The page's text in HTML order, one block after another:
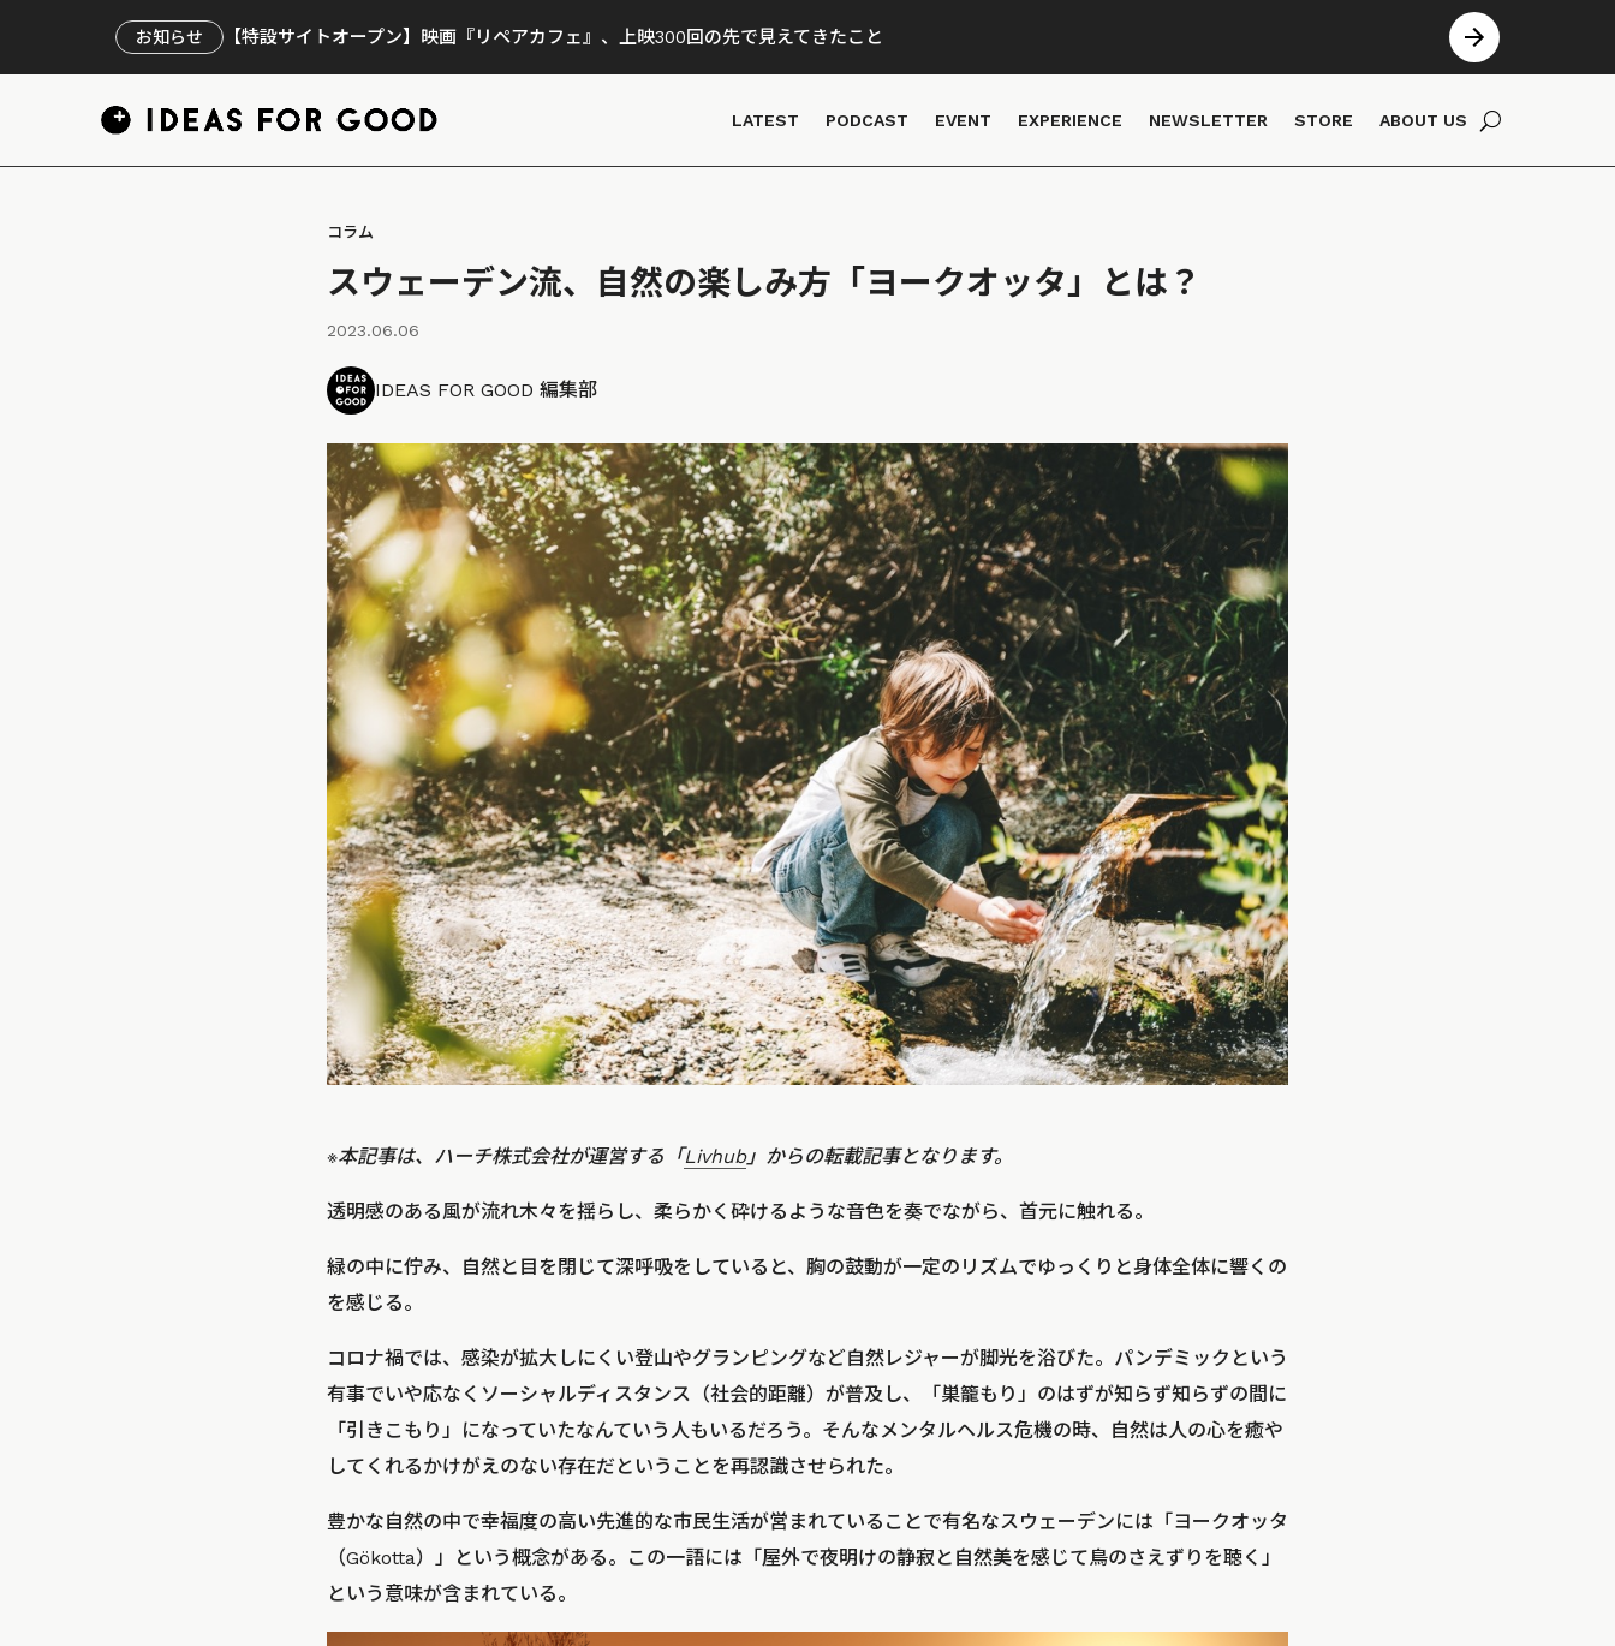
お知らせ 【特設サイトオープン】映画『リペアカフェ』、上映300回の先で見えてきたこと
LATEST PODCAST EVENT EXPERIENCE NEWSLETTER STORE ABOUT US
コラム
スウェーデン流、自然の楽しみ方「ヨークオッタ」とは？
2023.06.06
IDEAS FOR GOOD 編集部
※本記事は、ハーチ株式会社が運営する「Livhub」からの転載記事となります。
透明感のある風が流れ木々を揺らし、柔らかく砕けるような音色を奏でながら、首元に触れる。
緑の中に佇み、自然と目を閉じて深呼吸をしていると、胸の鼓動が一定のリズムでゆっくりと身体全体に響くの
を感じる。
コロナ禍では、感染が拡大しにくい登山やグランピングなど自然レジャーが脚光を浴びた。パンデミックという
有事でいや応なくソーシャルディスタンス（社会的距離）が普及し、「巣籠もり」のはずが知らず知らずの間に
「引きこもり」になっていたなんていう人もいるだろう。そんなメンタルヘルス危機の時、自然は人の心を癒や
してくれるかけがえのない存在だということを再認識させられた。
豊かな自然の中で幸福度の高い先進的な市民生活が営まれていることで有名なスウェーデンには「ヨークオッタ
（Gökotta）」という概念がある。この一語には「屋外で夜明けの静寂と自然美を感じて鳥のさえずりを聴く」
という意味が含まれている。